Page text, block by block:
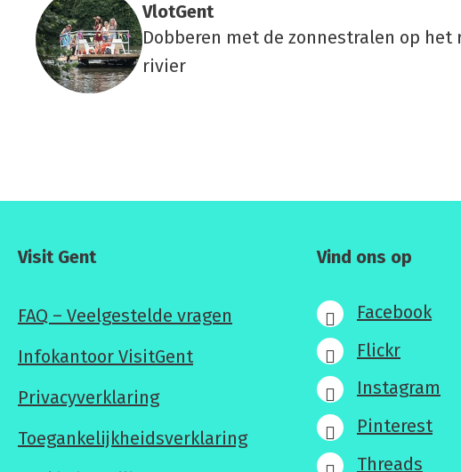
Vlot­Gent
Dobberen met de zonnestralen op het
rivier
Visit Gent
FAQ – Veelgestelde vragen
Infokantoor VisitGent
Privacyverklaring
Toegankelijkheidsverklaring
Vind ons op
Facebook
Flickr
Instagram
Pinterest
Threads